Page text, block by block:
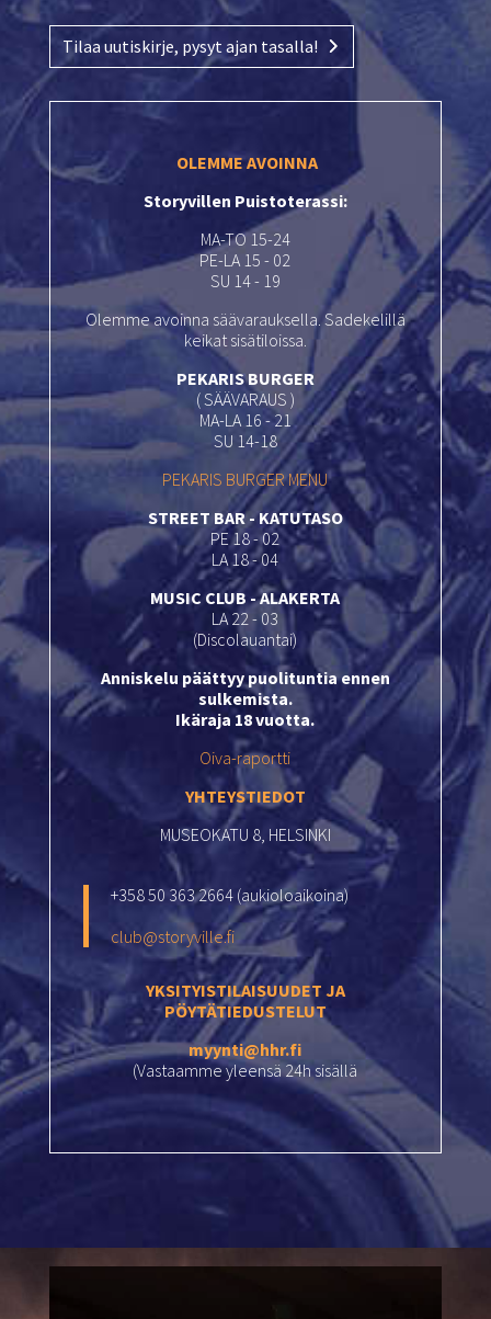
Tilaa uutiskirje, pysyt ajan tasalla!
OLEMME AVOINNA
Storyvillen Puistoterassi:
MA-TO 15-24
PE-LA 15 - 02
SU 14 - 19
Olemme avoinna säävarauksella. Sadekelillä
keikat sisätiloissa.
PEKARIS BURGER
( SÄÄVARAUS )
MA-LA 16 - 21
SU 14-18
PEKARIS BURGER MENU
STREET BAR - KATUTASO
PE 18 - 02
LA 18 - 04
MUSIC CLUB - ALAKERTA
LA 22 - 03
(Discolauantai)
Anniskelu päättyy puolituntia ennen
sulkemista.
Ikäraja 18 vuotta.
Oiva-raportti
YHTEYSTIEDOT
MUSEOKATU 8, HELSINKI
+358 50 363 2664 (aukioloaikoina)
club@storyville.fi
YKSITYISTILAISUUDET JA
PÖYTÄTIEDUSTELUT
myynti@hhr.fi
(Vastaamme yleensä 24h sisällä